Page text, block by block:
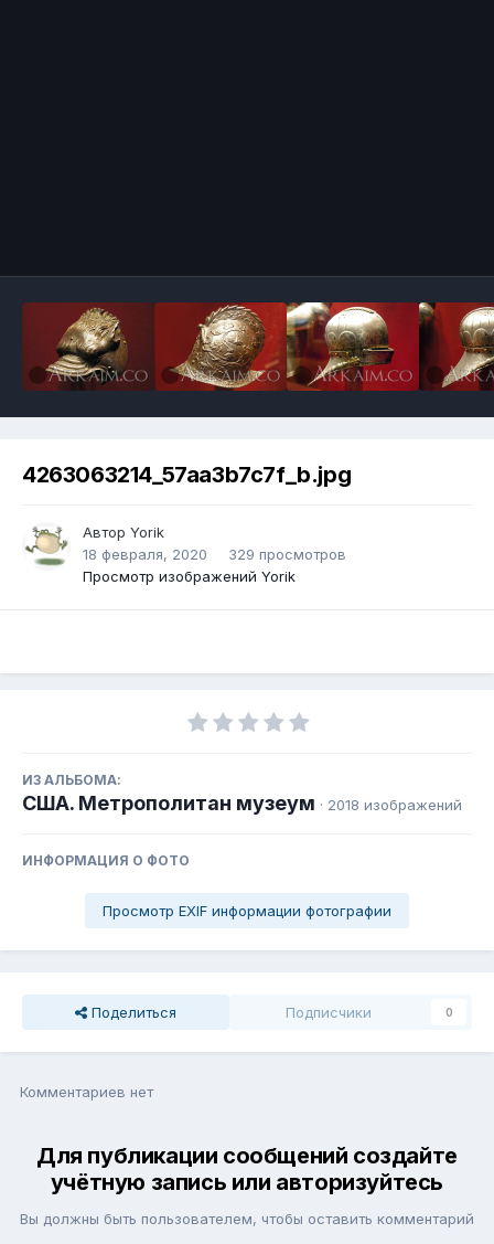
4263063214_57aa3b7c7f_b.jpg
Автор Yorik
18 февраля, 2020
329 просмотров
Просмотр изображений Yorik
ИЗ АЛЬБОМА:
США. Метрополитан музеум · 2018 изображений
ИНФОРМАЦИЯ О ФОТО
Просмотр EXIF информации фотографии
Поделиться Подписчики 0
Комментариев нет
Для публикации сообщений создайте
учётную запись или авторизуйтесь
Вы должны быть пользователем, чтобы оставить комментарий